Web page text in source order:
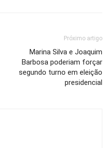
Próximo artigo
Marina Silva e Joaquim
Barbosa poderiam forçar
segundo turno em eleição
presidencial